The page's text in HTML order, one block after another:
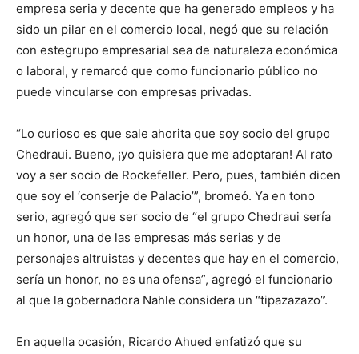
empresa seria y decente que ha generado empleos y ha
sido un pilar en el comercio local, negó que su relación
con estegrupo empresarial sea de naturaleza económica
o laboral, y remarcó que como funcionario público no
puede vincularse con empresas privadas.
“Lo curioso es que sale ahorita que soy socio del grupo
Chedraui. Bueno, ¡yo quisiera que me adoptaran! Al rato
voy a ser socio de Rockefeller. Pero, pues, también dicen
que soy el ‘conserje de Palacio’”, bromeó. Ya en tono
serio, agregó que ser socio de “el grupo Chedraui sería
un honor, una de las empresas más serias y de
personajes altruistas y decentes que hay en el comercio,
sería un honor, no es una ofensa”, agregó el funcionario
al que la gobernadora Nahle considera un “tipazazazo”.
En aquella ocasión, Ricardo Ahued enfatizó que su